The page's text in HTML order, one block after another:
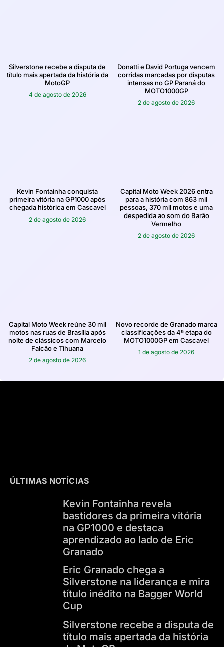
Silverstone recebe a disputa de
título mais apertada da história da
MotoGP
4 de agosto de 2026
Donatti e David Portuga vencem
corridas marcadas por disputas
intensas no GP Paraná do
MOTO1000GP
2 de agosto de 2026
Kevin Fontainha conquista
primeira vitória na GP1000 após
chegada histórica em Cascavel
2 de agosto de 2026
Capital Moto Week 2026 entra
para a história com 863 mil
pessoas, 370 mil motos e uma
despedida ao som do Barão
Vermelho
2 de agosto de 2026
Capital Moto Week reúne 30 mil
motos nas ruas de Brasília após
noite de clássicos com Marcelo
Falcão e Tihuana
2 de agosto de 2026
Novo recorde de Granado marca
classificações da 4ª etapa do
MOTO1000GP em Cascavel
1 de agosto de 2026
ÚLTIMAS NOTÍCIAS
Kevin Fontainha revela
bastidores da primeira vitória
na GP1000 e destaca
aprendizado ao lado de Eric
Granado
Eric Granado chega a
Silverstone na liderança e mira
título inédito na Bagger World
Cup
Silverstone recebe a disputa de
título mais apertada da história